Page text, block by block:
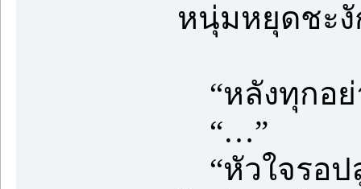
หนุ่มหยุดชะ
“หลังทุกอย่
“…”
“หัวใจรอป